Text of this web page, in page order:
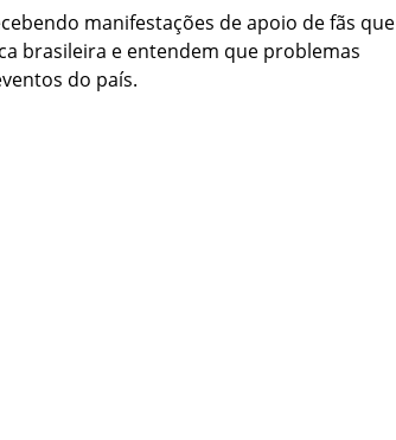
manifestações de apoio de fãs que
brasileira e entendem que problemas
do país.